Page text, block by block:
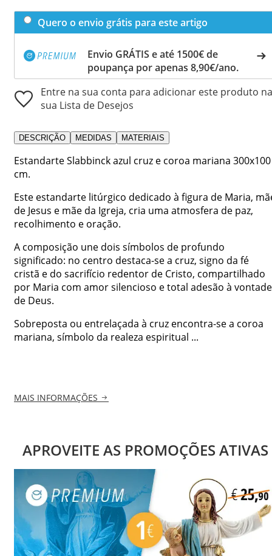
Quero o envio grátis para este artigo
Envio GRÁTIS e até 1500€ de
poupança por apenas 8,90€/ano.
Entre na sua conta para adicionar este produto na
sua Lista de Desejos
DESCRIÇÃO MEDIDAS MATERIAIS
Estandarte Slabbinck azul cruz e coroa mariana 300x100
cm.
Este estandarte litúrgico dedicado à figura de Maria,
de Jesus e mãe da Igreja, cria uma atmosfera de paz,
recolhimento e oração.
A composição une dois símbolos de profundo
significado: no centro destaca-se a cruz, signo da fé
cristã e do sacrifício redentor de Cristo, compartilhado
por Maria com amor silencioso e total adesão à vontade
de Deus.
Sobreposta ou entrelaçada à cruz encontra-se a coroa
mariana, símbolo da realeza espiritual ...
MAIS INFORMAÇÕES
APROVEITE AS PROMOÇÕES ATIVAS